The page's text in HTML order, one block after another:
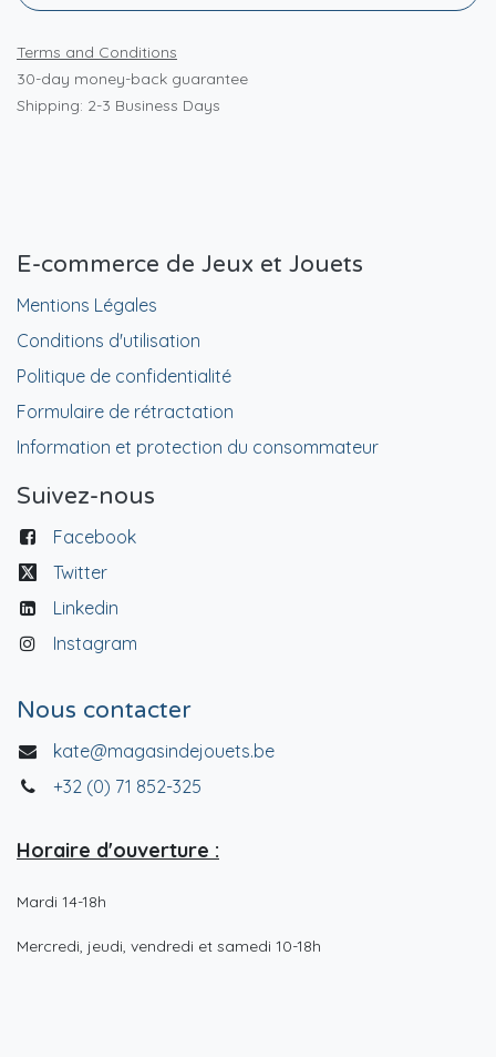
Terms and Conditions
30-day money-back guarantee
Shipping: 2-3 Business Days
E-commerce de Jeux et Jouets
Mentions Légales
Conditions d'utilisation
Politique de confidentialité
Formulaire de rétractation
Information et protection du consommateur
Suivez-nous
Facebook
Twitter
Linkedin
Instagram
Nous contacter
kate@magasindejouets.be
+32 (0) 71 852-325
Horaire d'ouverture :
Mardi 14-18h
Mercredi, jeudi, vendredi et samedi 10-18h